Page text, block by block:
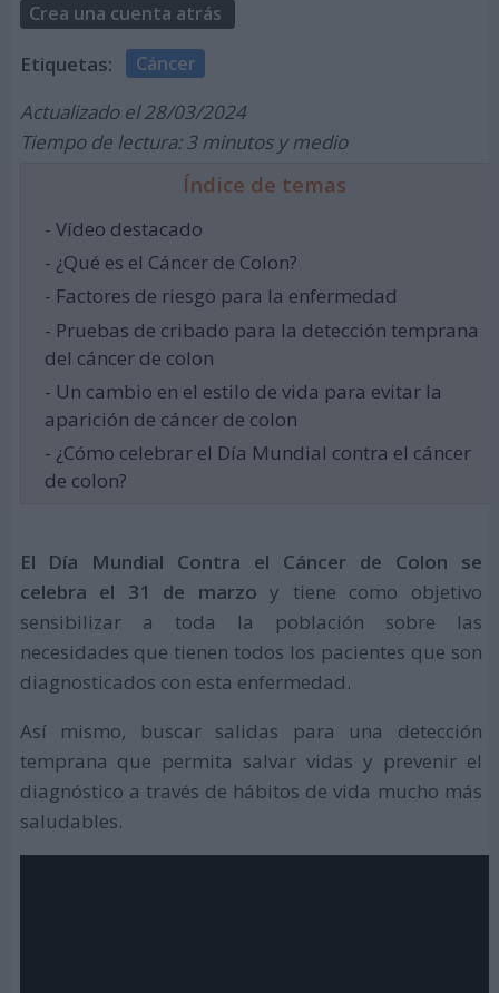
Crea una cuenta atrás
Etiquetas: Cáncer
Actualizado el 28/03/2024
Tiempo de lectura: 3 minutos y medio
Índice de temas
- Vídeo destacado
- ¿Qué es el Cáncer de Colon?
- Factores de riesgo para la enfermedad
- Pruebas de cribado para la detección temprana
del cáncer de colon
- Un cambio en el estilo de vida para evitar la
aparición de cáncer de colon
- ¿Cómo celebrar el Día Mundial contra el cáncer
de colon?
El Día Mundial Contra el Cáncer de Colon se
celebra el 31 de marzo y tiene como objetivo
sensibilizar a toda la población sobre las
necesidades que tienen todos los pacientes que son
diagnosticados con esta enfermedad.
Así mismo, buscar salidas para una detección
temprana que permita salvar vidas y prevenir el
diagnóstico a través de hábitos de vida mucho más
saludables.